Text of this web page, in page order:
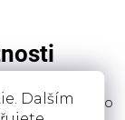
Dalším
se ho udržet co